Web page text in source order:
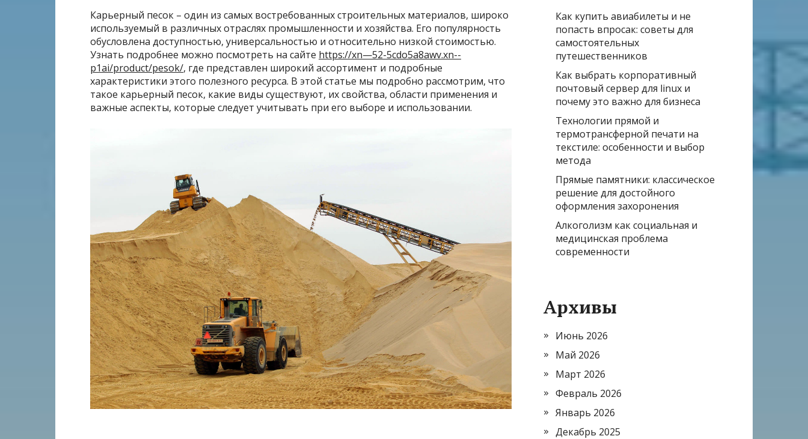
Карьерный песок – один из самых востребованных строительных материалов, широко
используемый в различных отраслях промышленности и хозяйства. Его популярность
обусловлена доступностью, универсальностью и относительно низкой стоимостью.
Узнать подробнее можно посмотреть на сайте https://xn—52-5cdo5a8awv.xn--
p1ai/product/pesok/, где представлен широкий ассортимент и подробные
характеристики этого полезного ресурса. В этой статье мы подробно рассмотрим, что
такое карьерный песок, какие виды существуют, их свойства, области применения и
важные аспекты, которые следует учитывать при его выборе и использовании.
Как купить авиабилеты и не
попасть впросак: советы для
самостоятельных
путешественников
Как выбрать корпоративный
почтовый сервер для linux и
почему это важно для бизнеса
Технологии прямой и
термотрансферной печати на
текстиле: особенности и выбор
метода
Прямые памятники: классическое
решение для достойного
оформления захоронения
Алкоголизм как социальная и
медицинская проблема
современности
Архивы
Июнь 2026
Май 2026
Март 2026
Февраль 2026
Январь 2026
Декабрь 2025